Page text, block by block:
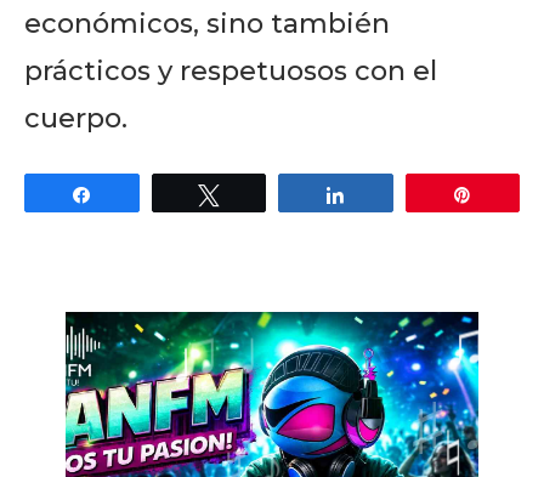
económicos, sino también
prácticos y respetuosos con el
cuerpo.